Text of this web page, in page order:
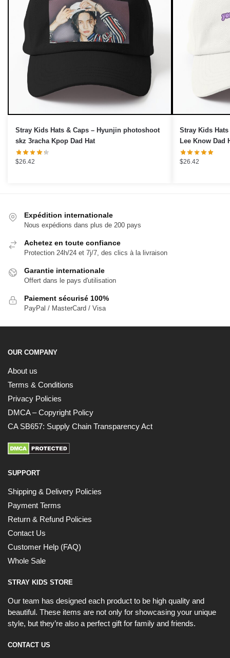
Stray Kids Hats & Caps – Hyunjin photoshoot
skz 3racha Kpop Dad Hat
$26.42
Stray Kids
Lee Know Dad
$26.42
Expédition internationale
Nous expédions dans plus de 200 pays
Achetez en toute confiance
Protection 24h/24 et 7j/7, des clics à la livraison
Garantie internationale
Offert dans le pays d'utilisation
Paiement sécurisé 100%
PayPal / MasterCard / Visa
OUR COMPANY
About us
Terms & Conditions
Privacy Policies
DMCA – Copyright Policy
CA SB657: Supply Chain Transparency Act
SUPPORT
Shipping & Delivery Policies
Payment Terms
Return & Refund Policies
Contact Us
Customer Help (FAQ)
Whole Sale
STRAY KIDS STORE
Our team has designed each product to be high quality and
beautiful. These items are not only for showcasing your unique
style, but they’re also a perfect gift for family and friends.
CONTACT US